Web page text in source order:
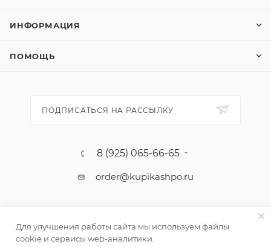
ИНФОРМАЦИЯ
ПОМОЩЬ
ПОДПИСАТЬСЯ НА РАССЫЛКУ
8 (925) 065-66-65
order@kupikashpo.ru
Для улучшения работы сайта мы используем файлы
cookie и сервисы web-аналитики.